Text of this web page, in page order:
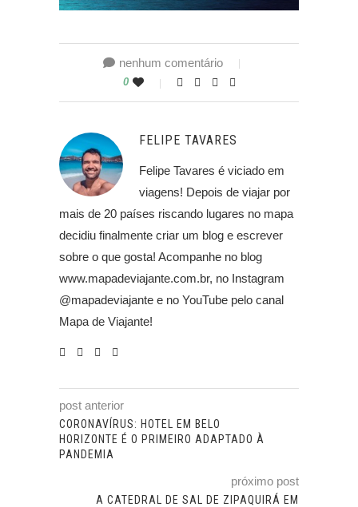
nenhum comentário
0
FELIPE TAVARES
Felipe Tavares é viciado em
viagens! Depois de viajar por
mais de 20 países riscando lugares no mapa
decidiu finalmente criar um blog e escrever
sobre o que gosta! Acompanhe no blog
www.mapadeviajante.com.br, no Instagram
@mapadeviajante e no YouTube pelo canal
Mapa de Viajante!
post anterior
CORONAVÍRUS: HOTEL EM BELO
HORIZONTE É O PRIMEIRO ADAPTADO À
PANDEMIA
próximo post
A CATEDRAL DE SAL DE ZIPAQUIRÁ EM